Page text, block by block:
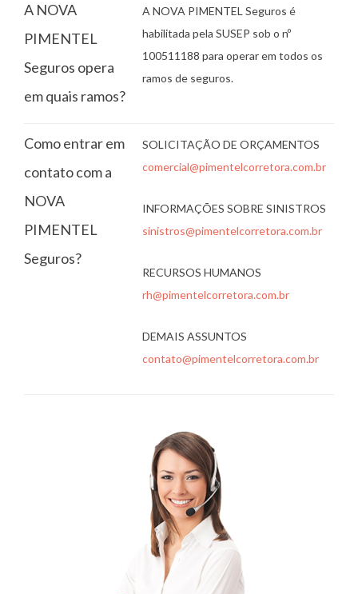
A NOVA
PIMENTEL
Seguros opera
em quais ramos?
A NOVA PIMENTEL Seguros é
habilitada pela SUSEP sob o nº
100511188 para operar em todos os
ramos de seguros.
Como entrar em
contato com a
NOVA
PIMENTEL
Seguros?
SOLICITAÇÃO DE ORÇAMENTOS
comercial@pimentelcorretora.com.br
INFORMAÇÕES SOBRE SINISTROS
sinistros@pimentelcorretora.com.br
RECURSOS HUMANOS
rh@pimentelcorretora.com.br
DEMAIS ASSUNTOS
contato@pimentelcorretora.com.br